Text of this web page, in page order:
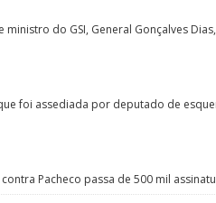
ministro do GSI, General Gonçalves
foi assediada por deputado de
Pacheco passa de 500 mil